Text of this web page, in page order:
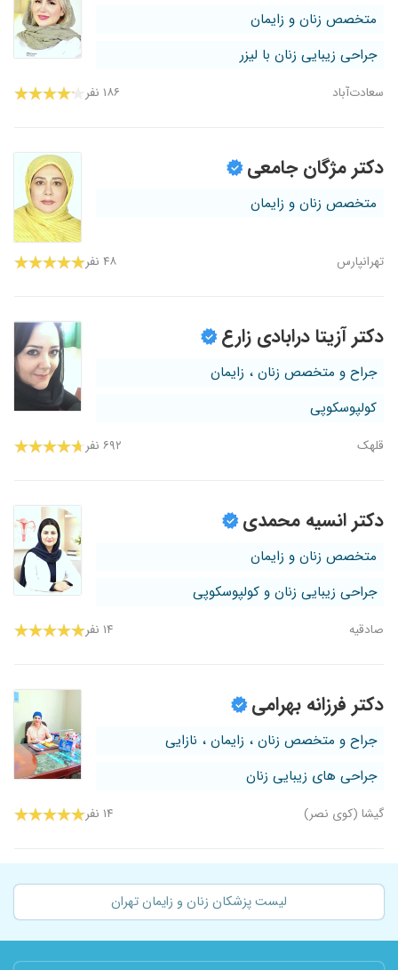
متخصص زنان و زایمان
جراحی زیبایی زنان با لیزر
سعادت‌آباد ۱۸۶ نفر
دکتر مژگان جامعی
متخصص زنان و زایمان
تهرانپارس ۴۸ نفر
دکتر آزیتا درابادی زارع
جراح و متخصص زنان ، زایمان
کولپوسکوپی
قلهک ۶۹۲ نفر
دکتر انسیه محمدی
متخصص زنان و زایمان
جراحی زیبایی زنان و کولپوسکوپی
صادقیه ۱۴ نفر
دکتر فرزانه بهرامی
جراح و متخصص زنان ، زایمان ، نازایی
جراحی های زیبایی زنان
گیشا (کوی نصر) ۱۴ نفر
لیست پزشکان زنان و زایمان تهران